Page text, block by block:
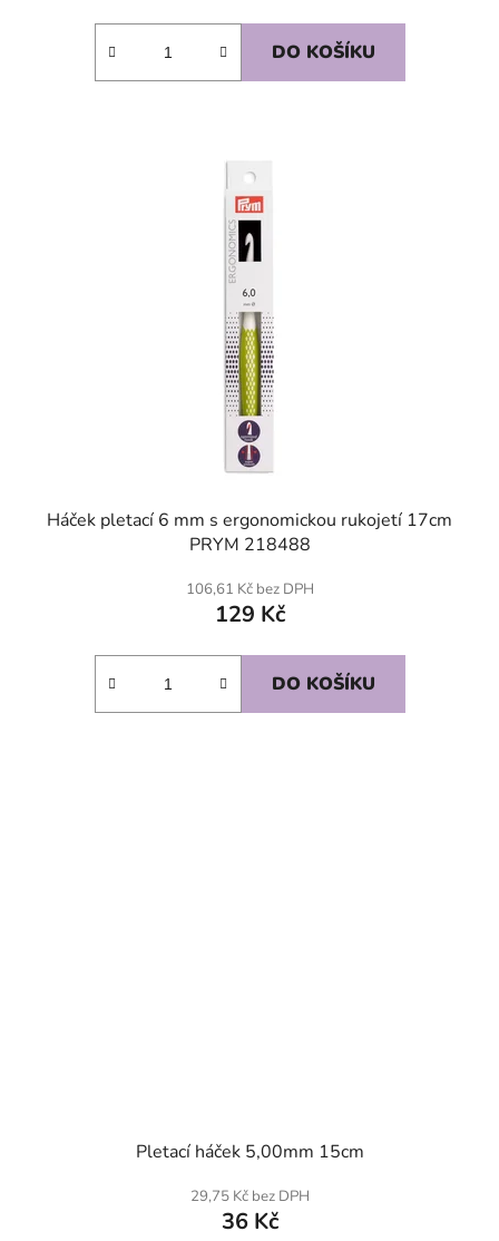
DO KOŠÍKU
Háček pletací 6 mm s ergonomickou rukojetí 17cm
PRYM 218488
106,61 Kč bez DPH
129 Kč
DO KOŠÍKU
Pletací háček 5,00mm 15cm
29,75 Kč bez DPH
36 Kč